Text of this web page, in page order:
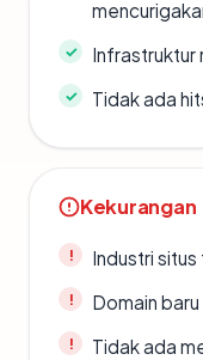
Infrastruktur
Tidak ada
Kekurangan
Industri
Domain
Tidak ada